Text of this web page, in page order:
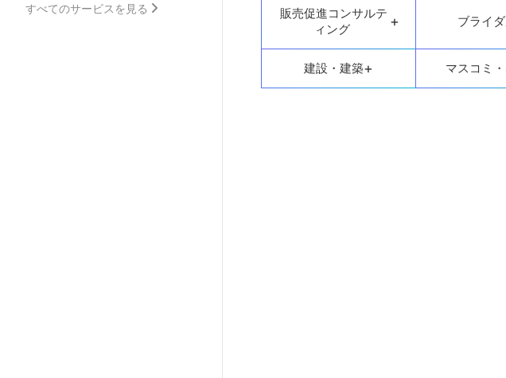
すべてのサービスを見る
販売促進コンサルテ
ィング
+ ブライ
建設・建築+ マスコミ